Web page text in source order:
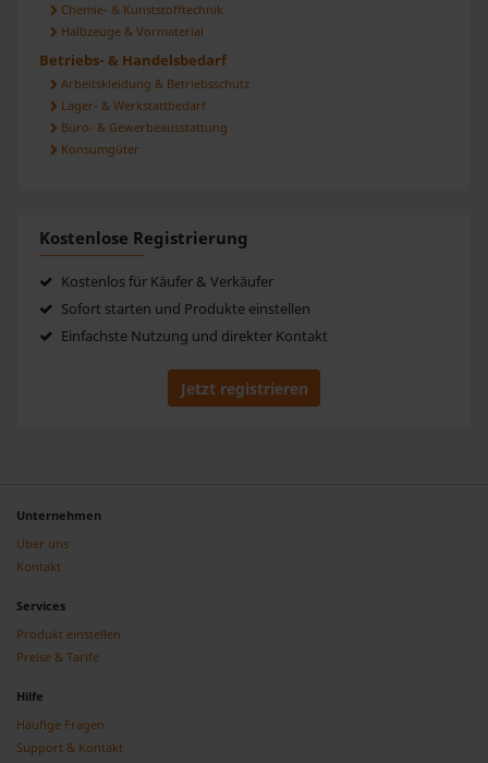
Chemie- & Kunststofftechnik
Halbzeuge & Vormaterial
Betriebs- & Handelsbedarf
Arbeitskleidung & Betriebsschutz
Lager- & Werkstattbedarf
Büro- & Gewerbeausstattung
Konsumgüter
Kostenlose Registrierung
Kostenlos für Käufer & Verkäufer
Sofort starten und Produkte einstellen
Einfachste Nutzung und direkter Kontakt
Jetzt registrieren
Unternehmen
Über uns
Kontakt
Services
Produkt einstellen
Preise & Tarife
Hilfe
Häufige Fragen
Support & Kontakt